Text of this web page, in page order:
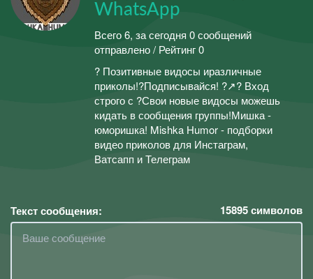
WhatsApp
Всего 6, за сегодня 0 сообщений
отправлено / Рейтинг 0
? Позитивные видосы иразличные
приколы!?Подписывайся! ?↗? Вход
строго с ?Свои новые видосы можешь
кидать в сообщения группы!Мишка -
юморишка! Mishka Humor - подборки
видео приколов для Инстаграм,
Ватсапп и Телеграм
Текст сообщения: 15895символов